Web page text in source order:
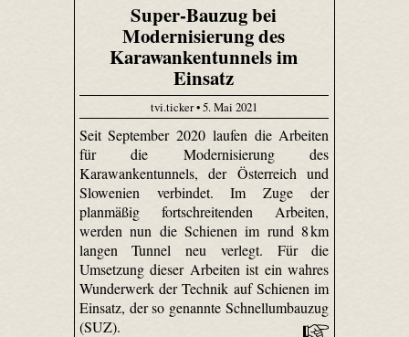
Super-Bauzug bei
Modernisierung des
Karawankentunnels im
Einsatz
tvi.ticker • 5. Mai 2021
Seit September 2020 laufen die Arbeiten
für die Modernisierung des
Karawankentunnels, der Österreich und
Slowenien verbindet. Im Zuge der
planmäßig fortschreitenden Arbeiten,
werden nun die Schienen im rund 8 km
langen Tunnel neu verlegt. Für die
Umsetzung dieser Arbeiten ist ein wahres
Wunderwerk der Technik auf Schienen im
Einsatz, der so genannte Schnellumbauzug
(SUZ).